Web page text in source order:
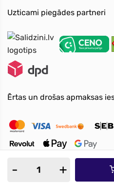
Uzticami piegādes partneri
Ērtas un drošas apmaksas